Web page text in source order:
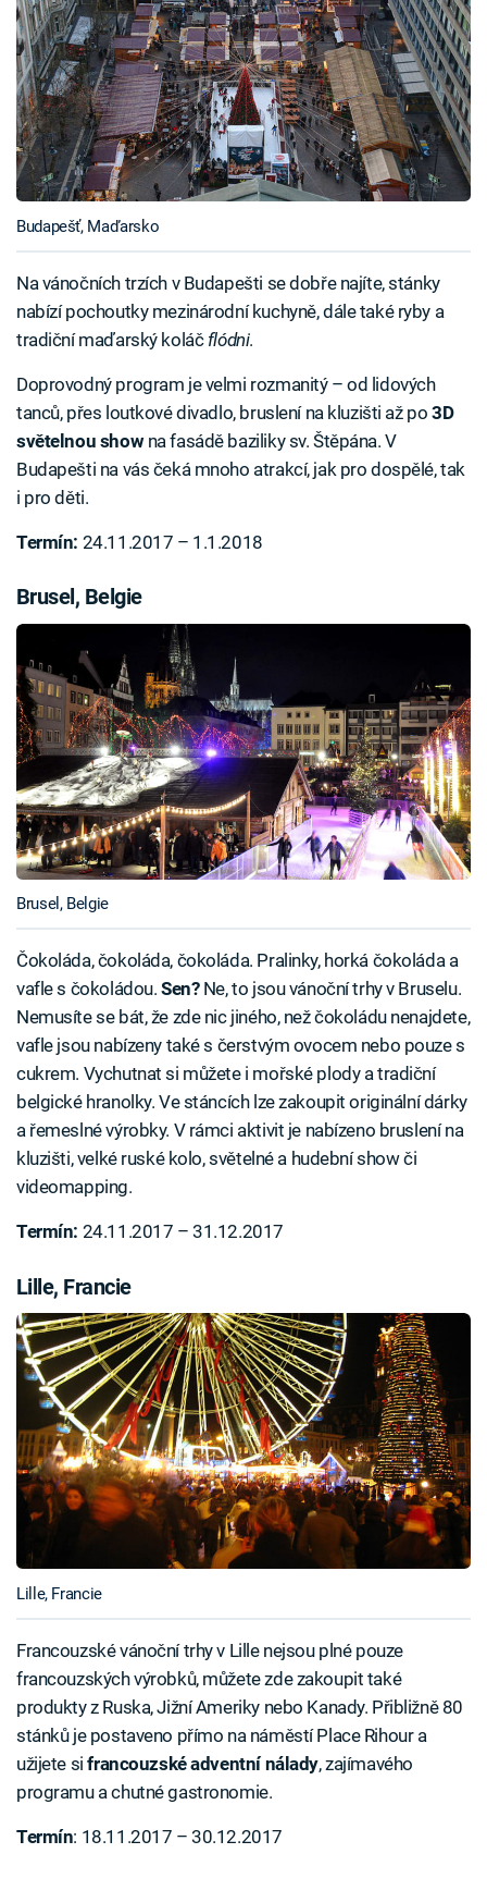
Budapešť, Maďarsko
Na vánočních trzích v Budapešti se dobře najíte, stánky
nabízí pochoutky mezinárodní kuchyně, dále také ryby a
tradiční maďarský koláč flódni.
Doprovodný program je velmi rozmanitý – od lidových
tanců, přes loutkové divadlo, bruslení na kluzišti až po 3D
světelnou showna fasádě baziliky sv. Štěpána. V
Budapešti na vás čeká mnoho atrakcí, jak pro dospělé, tak
i pro děti.
Termín: 24.11.2017 – 1.1.2018
Brusel, Belgie
Brusel, Belgie
Čokoláda, čokoláda, čokoláda. Pralinky, horká čokoláda a
vafle s čokoládou. Sen?Ne, to jsou vánoční trhy v Bruselu.
Nemusíte se bát, že zde nic jiného, než čokoládu nenajdete,
vafle jsou nabízeny také s čerstvým ovocem nebo pouze s
cukrem. Vychutnat si můžete i mořské plody a tradiční
belgické hranolky. Ve stáncích lze zakoupit originální dárky
a řemeslné výrobky. V rámci aktivit je nabízeno bruslení na
kluzišti, velké ruské kolo, světelné a hudební show či
videomapping.
Termín: 24.11.2017 – 31.12.2017
Lille, Francie
Lille, Francie
Francouzské vánoční trhy v Lille nejsou plné pouze
francouzských výrobků, můžete zde zakoupit také
produkty z Ruska, Jižní Ameriky nebo Kanady. Přibližně 80
stánků je postaveno přímo na náměstí Place Rihour a
užijete sifrancouzské adventní nálady, zajímavého
programu a chutné gastronomie.
Termín: 18.11.2017 – 30.12.2017